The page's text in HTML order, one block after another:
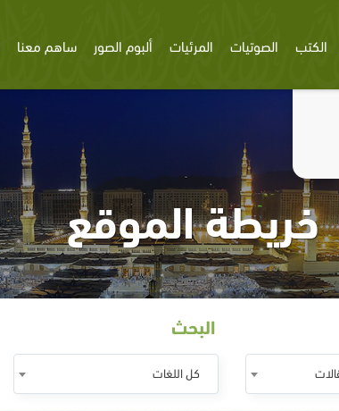
الكتب الصوتيات المرئيات ألبوم الصور ساهم معنا
خريطة الموقع
البحث
كل اللغات